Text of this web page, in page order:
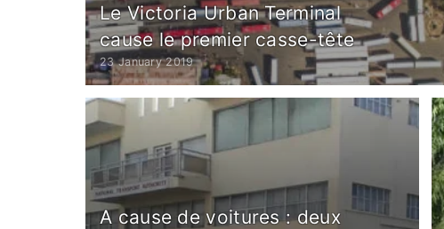
Le Victoria Urban Terminal
cause le premier casse-tête
23 January 2019
A cause de voitures : deux